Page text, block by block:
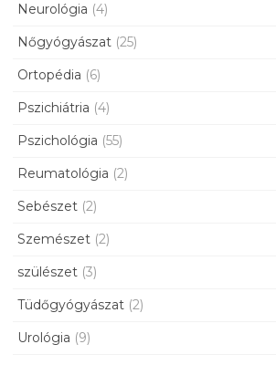
Neurológia (4)
Nőgyógyászat (25)
Ortopédia (6)
Pszichiátria (4)
Pszichológia (55)
Reumatológia (2)
Sebészet (2)
Szemészet (2)
szülészet (3)
Tüdőgyógyászat (2)
Urológia (9)